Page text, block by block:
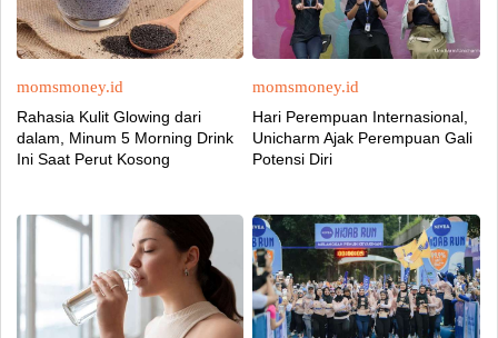
momsmoney.id
Rahasia Kulit Glowing dari
dalam, Minum 5 Morning Drink
Ini Saat Perut Kosong
momsmoney.id
Hari Perempuan Internasional,
Unicharm Ajak Perempuan Gali
Potensi Diri